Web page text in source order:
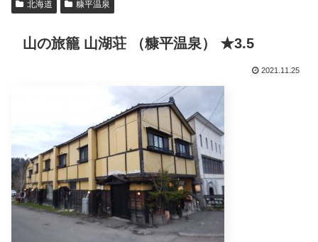
北海道 糠平温泉
山の旅籠 山湖荘 （糠平温泉） ★3.5
2021.11.25